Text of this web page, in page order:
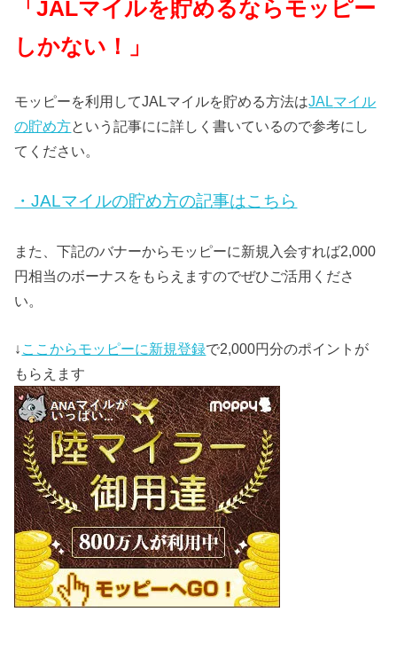
「JALマイルを貯めるならモッピー
しかない！」
モッピーを利用してJALマイルを貯める方法はJALマイル
の貯め方という記事にに詳しく書いているので参考にし
てください。
・JALマイルの貯め方の記事はこちら
また、下記のバナーからモッピーに新規入会すれば2,000
円相当のボーナスをもらえますのでぜひご活用くださ
い。
↓ ここからモッピーに新規登録で2,000円分のポイントが
もらえます